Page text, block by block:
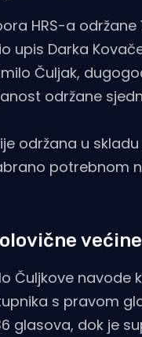
HRS-a
Darka
Čuljak,
održane
održana u
većine
Čuljkove navode
s pravom
glasova, dok je